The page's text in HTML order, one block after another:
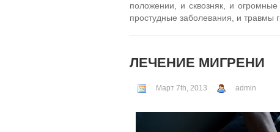
положении, и сквозняк, и
простудные заболевания, и травмы
ЛЕЧЕНИЕ МИГРЕНИ
Март 7th, 2013 admin